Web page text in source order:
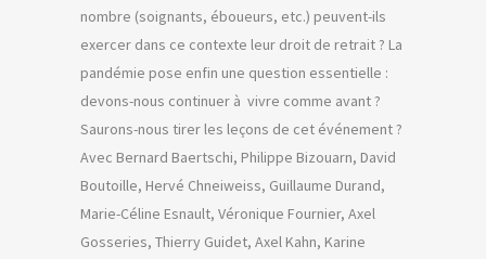
nombre (soignants, éboueurs, etc.) peuvent-ils
exercer dans ce contexte leur droit de retrait ? La
pandémie pose enfin une question essentielle :
devons-nous continuer à vivre comme avant ?
Saurons-nous tirer les leçons de cet événement ?
Avec Bernard Baertschi, Philippe Bizouarn, David
Boutoille, Hervé Chneiweiss, Guillaume Durand,
Marie-Céline Esnault, Véronique Fournier, Axel
Gosseries, Thierry Guidet, Axel Kahn, Karine